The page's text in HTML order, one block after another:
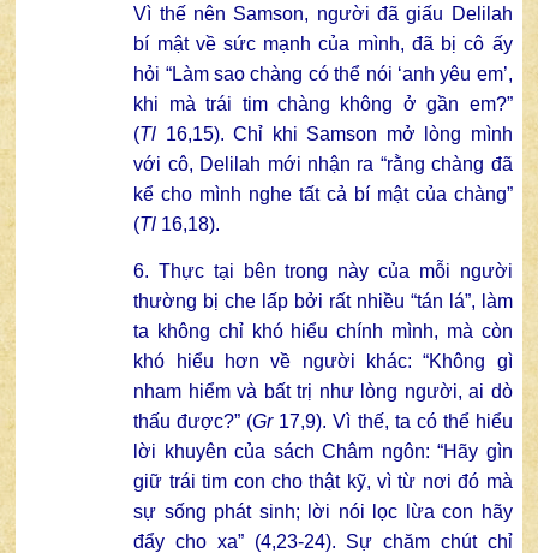
Vì thế nên Samson, người đã giấu Delilah
bí mật về sức mạnh của mình, đã bị cô ấy
hỏi “Làm sao chàng có thể nói ‘anh yêu em’,
khi mà trái tim chàng không ở gần em?”
(Tl 16,15). Chỉ khi Samson mở lòng mình
với cô, Delilah mới nhận ra “rằng chàng đã
kể cho mình nghe tất cả bí mật của chàng”
(Tl 16,18).
6. Thực tại bên trong này của mỗi người
thường bị che lấp bởi rất nhiều “tán lá”, làm
ta không chỉ khó hiểu chính mình, mà còn
khó hiểu hơn về người khác: “Không gì
nham hiểm và bất trị như lòng người, ai dò
thấu được?” (Gr 17,9). Vì thế, ta có thể hiểu
lời khuyên của sách Châm ngôn: “Hãy gìn
giữ trái tim con cho thật kỹ, vì từ nơi đó mà
sự sống phát sinh; lời nói lọc lừa con hãy
đẩy cho xa” (4,23-24). Sự chăm chút chỉ